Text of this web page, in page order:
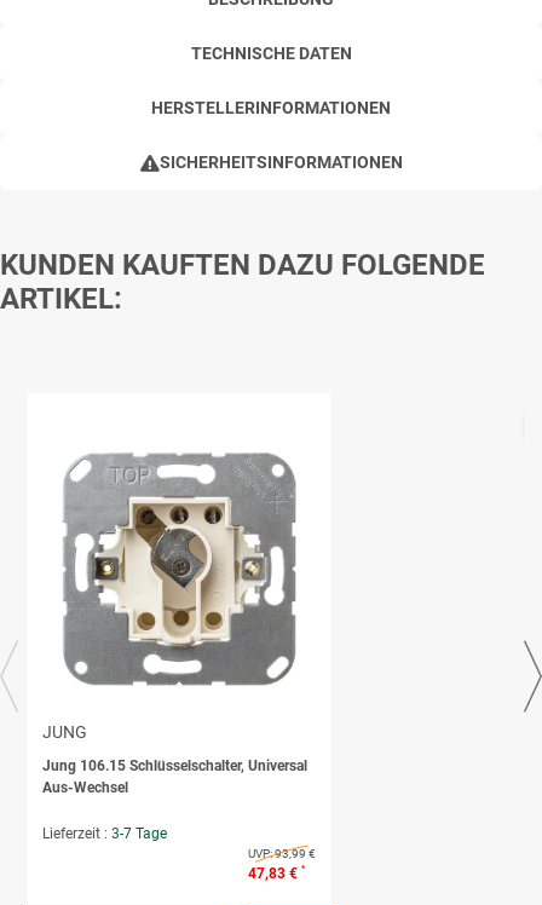
TECHNISCHE DATEN
HERSTELLERINFORMATIONEN
SICHERHEITSINFORMATIONEN
KUNDEN KAUFTEN DAZU FOLGENDE
ARTIKEL:
JUNG
Jung 106.15 Schlüsselschalter, Universal
Aus-Wechsel
Lieferzeit : 3-7 Tage
UVP:93,99 €
47,83 € *